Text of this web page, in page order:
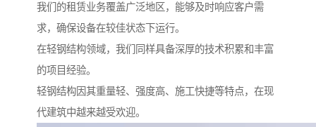
我们的租赁业务覆盖广泛地区，能够及时响应客户需
求，确保设备在较佳状态下运行。
在轻钢结构领域，我们同样具备深厚的技术积累和丰富
的项目经验。
轻钢结构因其重量轻、强度高、施工快捷等特点，在现
代建筑中越来越受欢迎。